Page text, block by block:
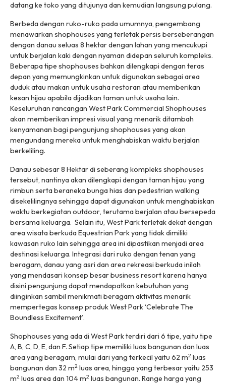
datang ke toko yang ditujunya dan kemudian langsung pulang.
Berbeda dengan ruko-ruko pada umumnya, pengembang
menawarkan shophouses yang terletak persis berseberangan
dengan danau seluas 8 hektar dengan lahan yang mencukupi
untuk berjalan kaki dengan nyaman didepan seluruh kompleks.
Beberapa tipe shophouses bahkan dilengkapi dengan teras
depan yang memungkinkan untuk digunakan sebagai area
duduk atau makan untuk usaha restoran atau memberikan
kesan hijau apabila dijadikan taman untuk usaha lain.
Keseluruhan rancangan West Park Commercial Shophouses
akan memberikan impresi visual yang menarik ditambah
kenyamanan bagi pengunjung shophouses yang akan
mengundang mereka untuk menghabiskan waktu berjalan
berkeliling.
Danau sebesar 8 Hektar di seberang kompleks shophouses
tersebut, nantinya akan dilengkapi dengan taman hijau yang
rimbun serta beraneka bunga hias dan pedestrian walking
disekelilingnya sehingga dapat digunakan untuk menghabiskan
waktu berkegiatan outdoor, terutama berjalan atau bersepeda
bersama keluarga. Selain itu, West Park terletak dekat dengan
area wisata berkuda Equestrian Park yang tidak dimiliki
kawasan ruko lain sehingga area ini dipastikan menjadi area
destinasi keluarga. Integrasi dari ruko dengan tenan yang
beragam, danau yang asri dan area rekreasi berkuda inilah
yang mendasari konsep besar business resort karena hanya
disini pengunjung dapat mendapatkan kebutuhan yang
diinginkan sambil menikmati beragam aktivitas menarik
mempertegas konsep produk West Park‘Celebrate The
Boundless Excitement’.
Shophouses yang ada di West Park terdiri dari 6 tipe, yaitu tipe
A, B, C, D, E, dan F. Setiap tipe memiliki luas bangunan dan luas
area yang beragam, mulai dari yang terkecil yaitu 62 m2 luas
bangunan dan 32 m2 luas area, hingga yang terbesar yaitu 253
m2 luas area dan 104 m2 luas bangunan. Range harga yang